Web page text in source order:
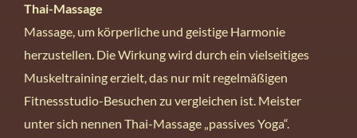
Thai-Massage
Massage, um körperliche und geistige Harmonie
herzustellen. Die Wirkung wird durch ein vielseitiges
Muskeltraining erzielt, das nur mit regelmäßigen
Fitnessstudio-Besuchen zu vergleichen ist. Meister
unter sich nennen Thai-Massage „passives Yoga“.